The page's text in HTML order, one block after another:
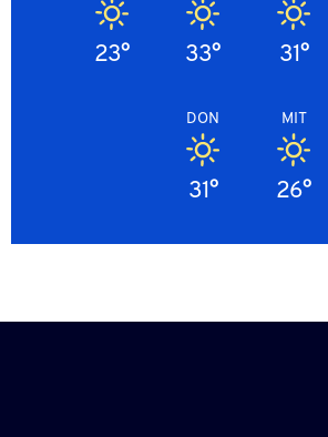
31°
33°
23°
MIT
26°
DON
31°